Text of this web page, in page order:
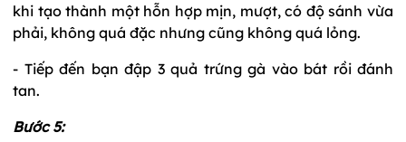
khi tạo thành một hỗn hợp mịn, mượt, có độ sánh vừa
phải, không quá đặc nhưng cũng không quá lỏng.
- Tiếp đến bạn đập 3 quả trứng gà vào bát rồi đánh
tan.
Bước 5: